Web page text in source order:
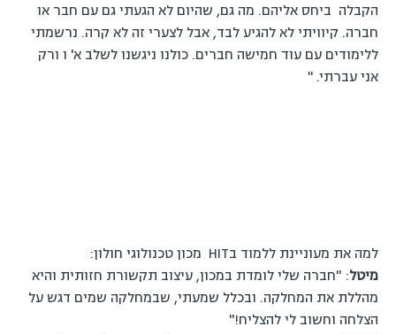
הקבלה ביחס אליהם. מה גם, שהיום לא הגעתי גם עם חבר או
חברה. קיוויתי לא להגיע לבד, אבל לצערי זה לא קרה. נרשמתי
ללימודים עם עוד חמישה חברים. כולנו ניגשנו לשלב א' ו ורק
אני עברתי. "
למה את מעוניינת ללמוד בHIT מכון טכנולוגי חולון:
מיטל: "חברה שלי לומדת במכון, עיצוב תקשורת חזותית והיא
מהללת את המחלקה. ובכלל שמעתי, שבמחלקה שמים דגש על
הצלחה וחשוב לי להצליח!"